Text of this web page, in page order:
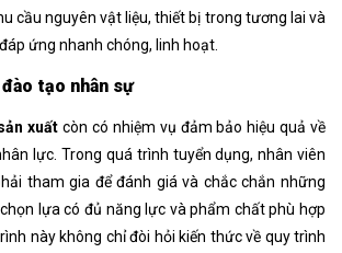
cầu nguyên vật liệu, thiết bị trong tương lai và
ứng nhanh chóng, linh hoạt.
tạo nhân sự
xuất còn có nhiệm vụ đảm bảo hiệu quả về
lực . Trong quá trình tuyển dụng, nhân viên
tham gia để đánh giá và chắc chắn những
lựa có đủ năng lực và phẩm chất phù hợp
này không chỉ đòi hỏi kiến thức về quy trình